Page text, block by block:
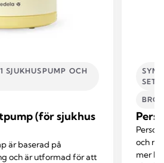
SJUKHUSPUMP OCH
(för sjukhus
är baserad på
och är utformad för att
SET
och
mer